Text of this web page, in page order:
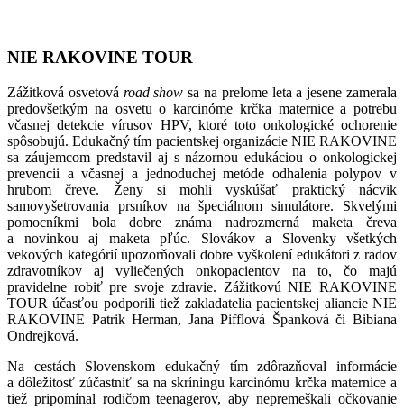
NIE RAKOVINE TOUR
Zážitková osvetová road show sa na prelome leta a jesene zamerala
predovšetkým na osvetu o karcinóme krčka maternice a potrebu
včasnej detekcie vírusov HPV, ktoré toto onkologické ochorenie
spôsobujú. Edukačný tím pacientskej organizácie NIE RAKOVINE
sa záujemcom predstavil aj s názornou edukáciou o onkologickej
prevencii a včasnej a jednoduchej metóde odhalenia polypov v
hrubom čreve. Ženy si mohli vyskúšať praktický nácvik
samovyšetrovania prsníkov na špeciálnom simulátore. Skvelými
pomocníkmi bola dobre známa nadrozmerná maketa čreva
a novinkou aj maketa pľúc. Slovákov a Slovenky všetkých
vekových kategórií upozorňovali dobre vyškolení edukátori z radov
zdravotníkov aj vyliečených onkopacientov na to, čo majú
pravidelne robiť pre svoje zdravie. Zážitkovú NIE RAKOVINE
TOUR účasťou podporili tiež zakladatelia pacientskej aliancie NIE
RAKOVINE Patrik Herman, Jana Pifflová Španková či Bibiana
Ondrejková.
Na cestách Slovenskom edukačný tím zdôrazňoval informácie
a dôležitosť zúčastniť sa na skríningu karcinómu krčka maternice a
tiež pripomínal rodičom teenagerov, aby nepremeškali očkovanie